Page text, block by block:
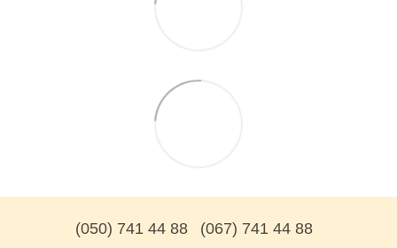
(050) 741 44 88 (067) 741 44 88